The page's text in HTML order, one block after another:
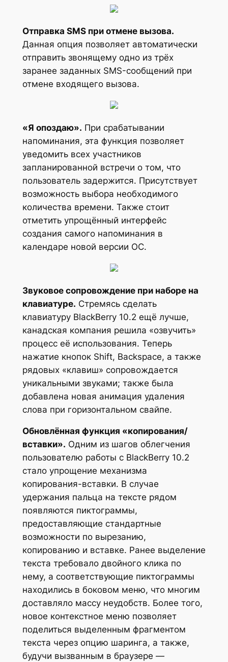
Отправка SMS при отмене вызова.
Данная опция позволяет автоматически
отправить звонящему одно из трёх
заранее заданных SMS-сообщений при
отмене входящего вызова.
«Я опоздаю». При срабатывании
напоминания, эта функция позволяет
уведомить всех участников
запланированной встречи о том, что
пользователь задержится. Присутствует
возможность выбора необходимого
количества времени. Также стоит
отметить упрощённый интерфейс
создания самого напоминания в
календаре новой версии ОС.
Звуковое сопровождение при наборе на
клавиатуре. Стремясь сделать
клавиатуру BlackBerry 10.2 ещё лучше,
канадская компания решила «озвучить»
процесс её использования. Теперь
нажатие кнопок Shift, Backspace, а также
рядовых «клавиш» сопровождается
уникальными звуками; также была
добавлена новая анимация удаления
слова при горизонтальном свайпе.
Обновлённая функция «копирования/
вставки». Одним из шагов облегчения
пользователю работы с BlackBerry 10.2
стало упрощение механизма
копирования-вставки. В случае
удержания пальца на тексте рядом
появляются пиктограммы,
предоставляющие стандартные
возможности по вырезанию,
копированию и вставке. Ранее выделение
текста требовало двойного клика по
нему, а соответствующие пиктограммы
находились в боковом меню, что многим
доставляло массу неудобств. Более того,
новое контекстное меню позволяет
поделиться выделенным фрагментом
текста через опцию шаринга, а также,
будучи вызванным в браузере —